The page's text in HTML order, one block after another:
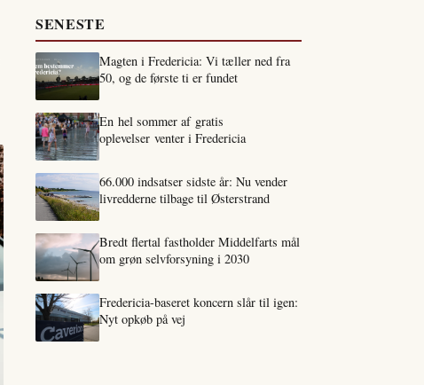
SENESTE
Magten i Fredericia: Vi tæller ned fra
50, og de første ti er fundet
En hel sommer af gratis
oplevelser venter i Fredericia
66.000 indsatser sidste år: Nu vender
livredderne tilbage til Østerstrand
Bredt flertal fastholder Middelfarts mål
om grøn selvforsyning i 2030
Fredericia-baseret koncern slår til igen:
Nyt opkøb på vej